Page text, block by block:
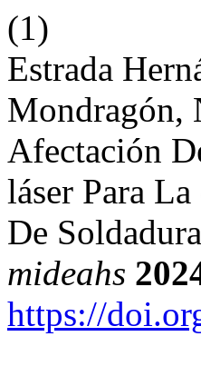
(1)
Estrada
Mondragón,
Afectación
láser Para
De
mideahs
https://